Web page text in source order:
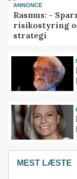
ANNONCE
Rasmus: -
risikostyring
strategi
MEST LÆSTE